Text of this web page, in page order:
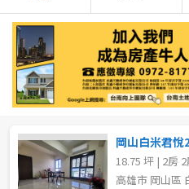
縣市
不限
基隆市
岡山白米君悅
18.75 坪 | 2房
高雄市 岡山區